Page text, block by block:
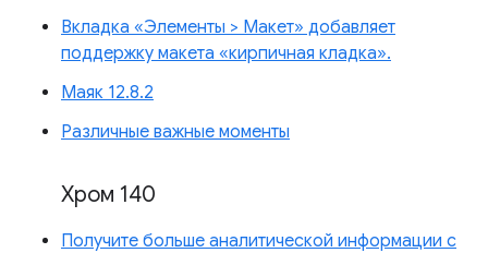
Вкладка «Элементы > Макет» добавляет
поддержку макета «кирпичная кладка».
Маяк 12.8.2
Различные важные моменты
Хром 140
Получите больше аналитической информации с